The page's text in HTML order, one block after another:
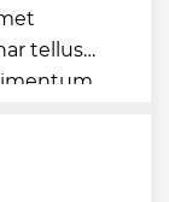
tellus
Praese